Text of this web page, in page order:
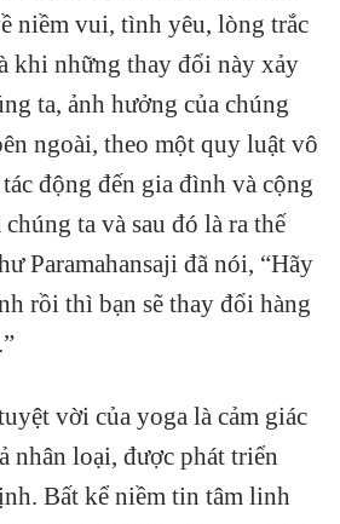
niềm vui, tình yêu, lòng trắc
khi những thay đổi này xảy
ta, ảnh hưởng của chúng
ngoài, theo một quy luật vô
động đến gia đình và cộng
ta và sau đó là ra thế
Paramahansaji đã nói, “Hãy
rồi thì bạn sẽ thay đổi hàng
vời của yoga là cảm giác
nhân loại, được phát triển
Bất kể niềm tin tâm linh